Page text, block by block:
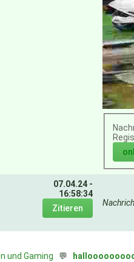
07.04.24 -
16:58:34
und Gaming 💬